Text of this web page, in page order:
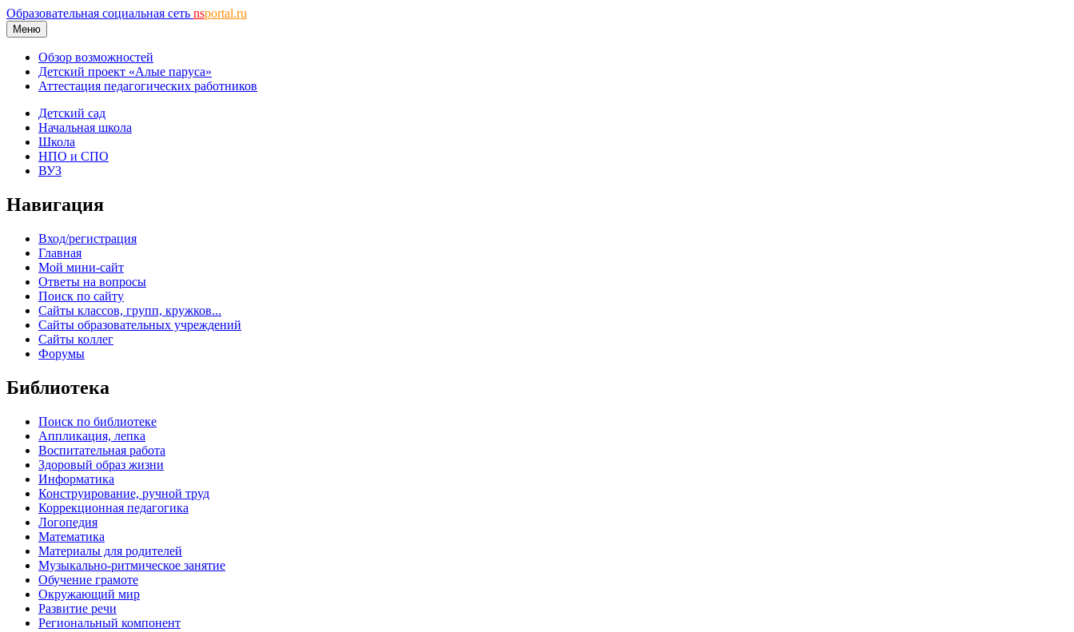
Образовательная социальная сеть nsportal.ru
Меню
Обзор возможностей
Детский проект «Алые паруса»
Аттестация педагогических работников
Детский сад
Начальная школа
Школа
НПО и СПО
ВУЗ
Навигация
Вход/регистрация
Главная
Мой мини-сайт
Ответы на вопросы
Поиск по сайту
Сайты классов, групп, кружков...
Сайты образовательных учреждений
Сайты коллег
Форумы
Библиотека
Поиск по библиотеке
Аппликация, лепка
Воспитательная работа
Здоровый образ жизни
Информатика
Конструирование, ручной труд
Коррекционная педагогика
Логопедия
Математика
Материалы для родителей
Музыкально-ритмическое занятие
Обучение грамоте
Окружающий мир
Развитие речи
Региональный компонент